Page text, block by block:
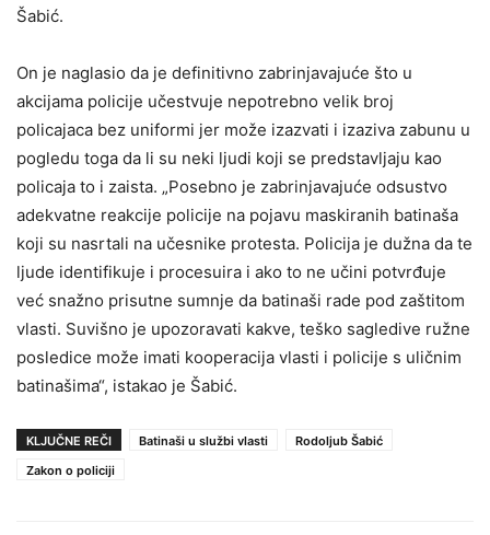
Šabić.
On je naglasio da je definitivno zabrinjavajuće što u
akcijama policije učestvuje nepotrebno velik broj
policajaca bez uniformi jer može izazvati i izaziva zabunu u
pogledu toga da li su neki ljudi koji se predstavljaju kao
policaja to i zaista. „Posebno je zabrinjavajuće odsustvo
adekvatne reakcije policije na pojavu maskiranih batinaša
koji su nasrtali na učesnike protesta. Policija je dužna da te
ljude identifikuje i procesuira i ako to ne učini potvrđuje
već snažno prisutne sumnje da batinaši rade pod zaštitom
vlasti. Suvišno je upozoravati kakve, teško sagledive ružne
posledice može imati kooperacija vlasti i policije s uličnim
batinašima“, istakao je Šabić.
KLJUČNE REČI Batinaši u službi vlasti
Rodoljub Šabić
Zakon o policiji